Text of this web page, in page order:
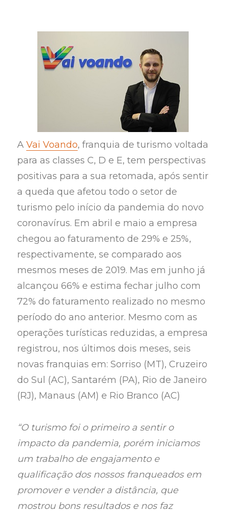
AVai Voando, franquia de turismo voltada
para as classes C, D e E, tem perspectivas
positivas para a sua retomada, após sentir
a queda que afetou todo o setor de
turismo pelo início da pandemia do novo
coronavírus. Em abril e maio a empresa
chegou ao faturamento de 29% e 25%,
respectivamente, se comparado aos
mesmos meses de 2019. Mas em junho já
alcançou 66% e estima fechar julho com
72% do faturamento realizado no mesmo
período do ano anterior. Mesmo com as
operações turísticas reduzidas, a empresa
registrou, nos últimos dois meses, seis
novas franquias em: Sorriso (MT), Cruzeiro
do Sul (AC), Santarém (PA), Rio de Janeiro
(RJ), Manaus (AM) e Rio Branco (AC)
“O turismo foi o primeiro a sentir o
impacto da pandemia, porém iniciamos
um trabalho de engajamento e
qualificação dos nossos franqueados em
promover e vender a distância, que
mostrou bons resultados e nos faz